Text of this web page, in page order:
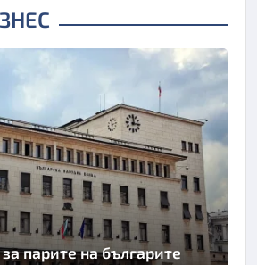
парите на българите